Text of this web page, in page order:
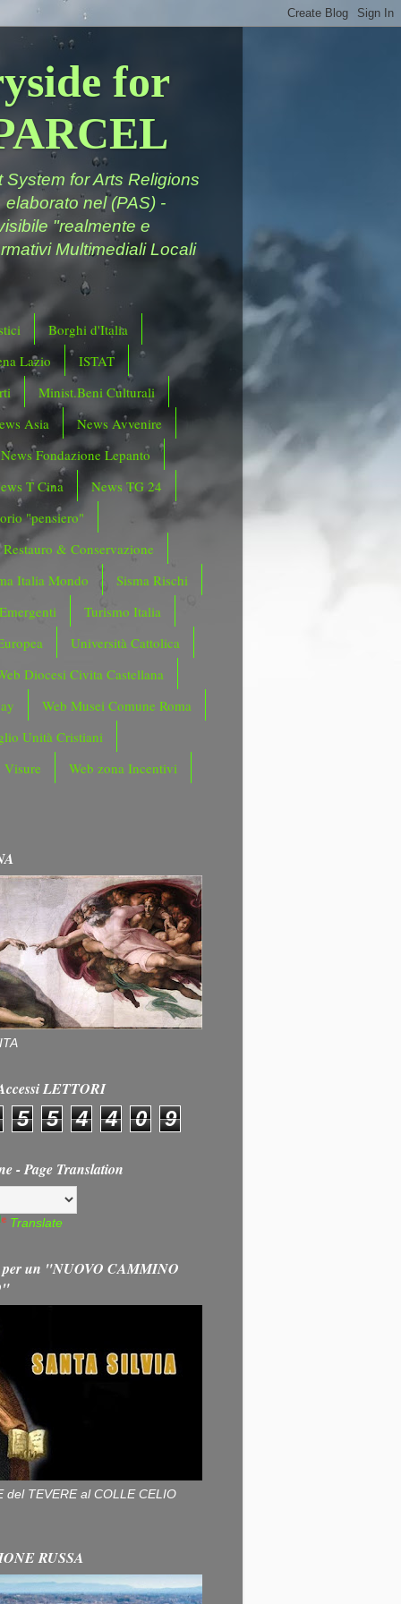
for
for Arts Religions
nel (PAS) -
"realmente e
Multimediali Locali
Borghi d'Italia
Lazio
ISTAT
Minist.Beni Culturali
Asia
News Avvenire
News Fondazione Lepanto
T Cina
News TG 24
"pensiero"
Restauro & Conservazione
Italia Mondo
Sisma Rischi
Turismo Italia
Università Cattolica
Diocesi Civita Castellana
Web Musei Comune Roma
Unità Cristiani
Visure
Web zona Incentivi
LETTORI
5 5 4 4 0 9
- Page Translation
Translate
per un "NUOVO CAMMINO
del TEVERE al COLLE CELIO
RUSSA